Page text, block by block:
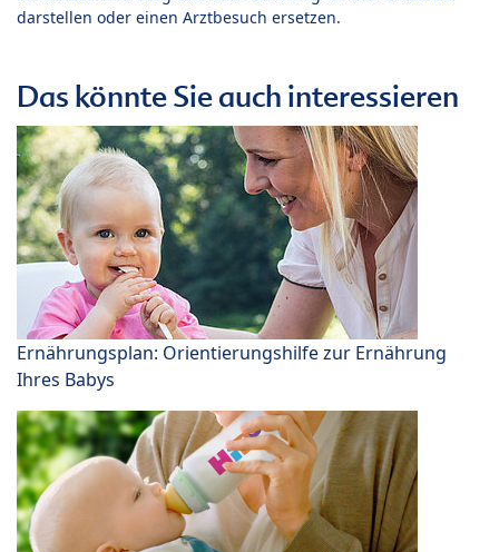
darstellen oder einen Arztbesuch ersetzen.
Das könnte Sie auch interessieren
Ernährungsplan: Orientierungshilfe zur Ernährung
Ihres Babys